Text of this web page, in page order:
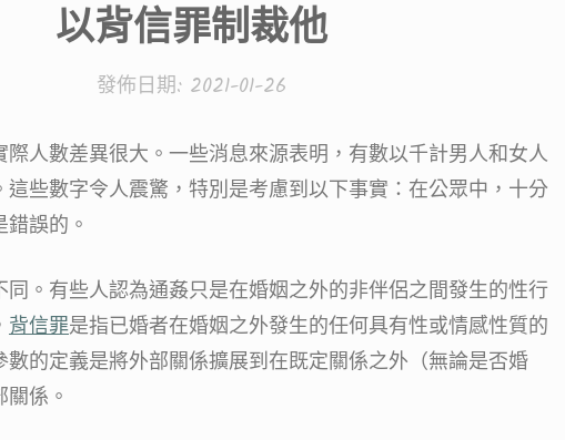
以背信罪制裁他
發佈日期: 2021-01-26
際人數差異很大。一些消息來源表明，有數以千計男人和女人
這些數字令人震驚，特別是考慮到以下事實：在公眾中，十分
誤的。
同。有些人認為通姦只是在婚姻之外的非伴侶之間發生的性行
背信罪是指已婚者在婚姻之外發生的任何具有性或情感性質的
數的定義是將外部關係擴展到在既定關係之外（無論是否婚
係。